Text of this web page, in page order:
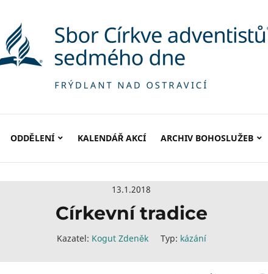
ODDĚLENÍ KALENDÁŘ AKCÍ ARCHIV BOHOSLUŽEB
13.1.2018
Církevní tradice
Kazatel: Kogut Zdeněk Typ: kázání